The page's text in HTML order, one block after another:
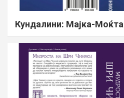
Кундалини: Мајка-Моќта